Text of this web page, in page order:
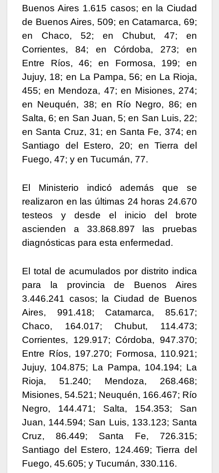
Buenos Aires 1.615 casos; en la Ciudad
de Buenos Aires, 509; en Catamarca, 69;
en Chaco, 52; en Chubut, 47; en
Corrientes, 84; en Córdoba, 273; en
Entre Ríos, 46; en Formosa, 199; en
Jujuy, 18; en La Pampa, 56; en La Rioja,
455; en Mendoza, 47; en Misiones, 274;
en Neuquén, 38; en Río Negro, 86; en
Salta, 6; en San Juan, 5; en San Luis, 22;
en Santa Cruz, 31; en Santa Fe, 374; en
Santiago del Estero, 20; en Tierra del
Fuego, 47; y en Tucumán, 77.
El Ministerio indicó además que se
realizaron en las últimas 24 horas 24.670
testeos y desde el inicio del brote
ascienden a 33.868.897 las pruebas
diagnósticas para esta enfermedad.
El total de acumulados por distrito indica
para la provincia de Buenos Aires
3.446.241 casos; la Ciudad de Buenos
Aires, 991.418; Catamarca, 85.617;
Chaco, 164.017; Chubut, 114.473;
Corrientes, 129.917; Córdoba, 947.370;
Entre Ríos, 197.270; Formosa, 110.921;
Jujuy, 104.875; La Pampa, 104.194; La
Rioja, 51.240; Mendoza, 268.468;
Misiones, 54.521; Neuquén, 166.467; Río
Negro, 144.471; Salta, 154.353; San
Juan, 144.594; San Luis, 133.123; Santa
Cruz, 86.449; Santa Fe, 726.315;
Santiago del Estero, 124.469; Tierra del
Fuego, 45.605; y Tucumán, 330.116.